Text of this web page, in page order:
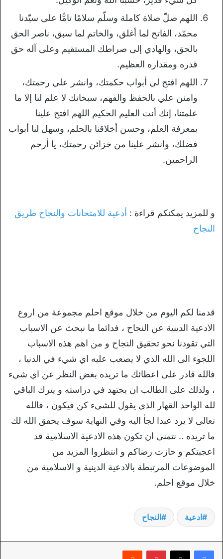
اللهم صلّ صلاة كاملة وسلّم سلامًا تامًّا على سيّدنا
محمّد، الفاتح لما أغلق، والخاتم لما سبق، ناصر الحق
بالحق، والهادي إلى صراطك المستقيم وعلى آله حق
قدره ومقداره العظيم.
اللهم افتح لي أبواب حكمتك، وانشر علي رحمتك،
وامنن علي بالحفظ والفهم، سبحانك لا علم لنا إلا ما
علمتنا، إنك أنت العليم الحكيم اللهم افتح علينا
بمعرفة العلم، وحسن أخلاقنا بالحلم، وسهل لنا أبواب
فضلك، وانشر علينا من خزائن رحمتك، يا أرحم
الراحمين.
و للمزيد يمكنكم قراءة : أدعية للامتحانات والنجاح طريق
النجاح
قدمنا لكم اليوم من خلال موقع احلم مجموعة من اروع
الادعية الدينية عن النجاح ، فدائما ما نبحث عن الاسباب
التي تقودنا نحو تحقيق النجاح و من اهم هذه الاسباب
اللجوء الى الله الذي لا يصعب عليه اي شيء في الدنيا ،
فالله قادر على اعطائك ما تريده بغض النظر عن اي شيء
، ولذلك على الطالب ان يجتهد في دراسته و يترك الباقي
لله الواحد القهار الذي يقول للشيء كن فيكون ، فالله
تعالى لا يرد عبدا لجأ اليه وفي النهاية سوف يحقق الله لك
ما تريده .. نتمنى ان تكون هذه الادعية الاسلامية قد
اعجبتكم و حازت رضاكم و انتظروا المزيد من
الموضوعات المرتبطة بالادعية الدينية و الاسلامية من
خلال موقع احلم.
ادعية النجاح
بينتيريست